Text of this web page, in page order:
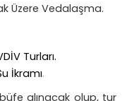
Üzere Vedalaşma.
Turları.
İkramı.
alınacak olup, tur